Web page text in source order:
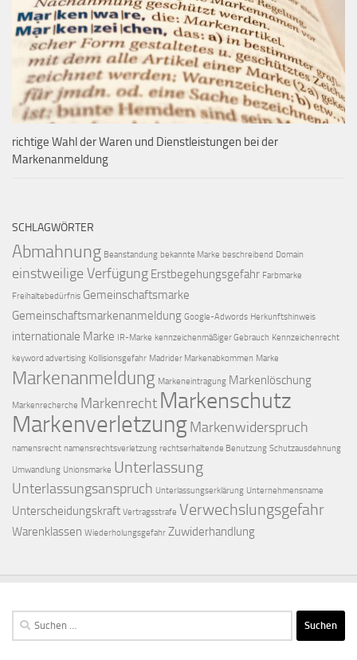
richtige Wahl der Waren und Dienstleistungen bei der
Markenanmeldung
SCHLAGWÖRTER
Abmahnung Beanstandung bekannte Marke beschreibend Domain
einstweilige Verfügung Erstbegehungsgefahr Farbmarke
Freihaltebedürfnis Gemeinschaftsmarke
Gemeinschaftsmarkenanmeldung Google-Adwords Herkunftshinweis
internationale Marke IR-Marke kennzeichenmäßiger Gebrauch Kennzeichenrecht
keyword advertising Kollisionsgefahr Madrider Markenabkommen Marke
Markenanmeldung Markeneintragung Markenlöschung
Markenrecherche Markenrecht Markenschutz
MarkenverletzungMarkenwiderspruch
namensrecht namensrechtsverletzung rechtserhaltende Benutzung Schutzausdehnung
Umwandlung Unionsmarke Unterlassung
Unterlassungsanspruch Unterlassungserklärung Unternehmensname
Unterscheidungskraft Vertragsstrafe Verwechslungsgefahr
Warenklassen Wiederholungsgefahr Zuwiderhandlung
Suchen
nach: